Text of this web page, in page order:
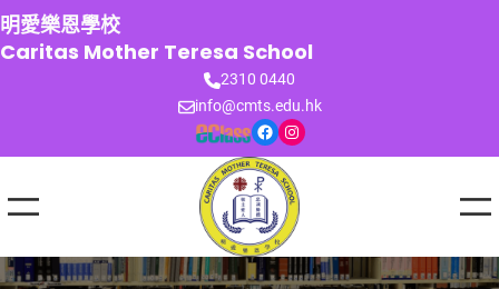
跳
至
主
明愛樂恩學校
Caritas Mother Teresa School
2310 0440
info@cmts.edu.hk
Facebook Instagram